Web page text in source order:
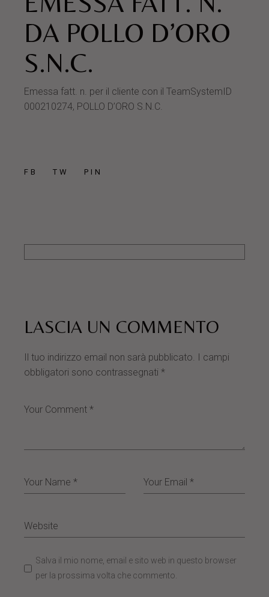
DA POLLO D’ORO
S.N.C.
Emessa fatt. n. per il cliente con il TeamSystemID
000210274, POLLO D’ORO S.N.C.
FB TW PIN
LASCIA UN COMMENTO
Il tuo indirizzo email non sarà pubblicato. I campi
obbligatori sono contrassegnati*
Salva il mio nome, email e sito web in questo browser
per la prossima volta che commento.